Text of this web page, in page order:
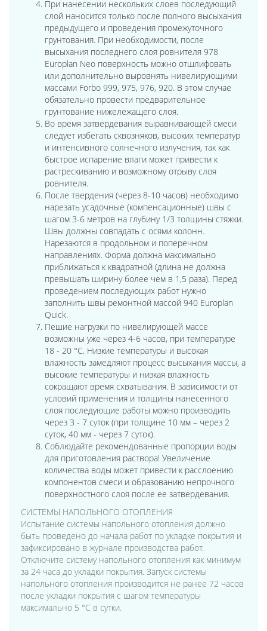
При нанесении нескольких слоев последующий
слой наносится только после полного высыхания
предыдущего и проведения промежуточного
грунтования. При необходимости, после
высыхания последнего слоя ровнителя 978
Europlan Neo поверхность можно отшлифовать
или дополнительно выровнять нивелирующими
массами Forbo 999, 975, 976, 920. В этом случае
обязательно провести предварительное
грунтование нижележащего слоя.
Во время затвердевания выравнивающей смеси
следует избегать сквозняков, высоких температур
и интенсивного солнечного излучения, так как
быстрое испарение влаги может привести к
растрескиванию и возможному отрыву слоя
ровнителя.
После твердения (через 8-10 часов) необходимо
нарезать усадочные (компенсационные) швы с
шагом 3-6 метров на глубину 1/3 толщины стяжки.
Швы должны совпадать с осями колонн.
Нарезаются в продольном и поперечном
направлениях. Форма должна максимально
приближаться к квадратной (длина не должна
превышать ширину более чем в 1,5 раза). Перед
проведением последующих работ нужно
заполнить швы ремонтной массой 940 Europlan
Quick.
Пешие нагрузки по нивелирующей массе
возможны уже через 4-6 часов, при температуре
18 - 20 °C. Низкие температуры и высокая
влажность замедляют процесс высыхания массы, а
высокие температуры и низкая влажность
сокращают время схватывания. В зависимости от
условий применения и толщины нанесенного
слоя последующие работы можно производить
через 3 - 7 суток (при толщине 10 мм – через 2
суток, 40 мм - через 7 суток).
Соблюдайте рекомендованные пропорции воды
для приготовления раствора! Увеличение
количества воды может привести к расслоению
компонентов смеси и образованию непрочного
поверхностного слоя после ее затвердевания.
СИСТЕМЫ НАПОЛЬНОГО ОТОПЛЕНИЯ
Испытание системы напольного отопления должно
быть проведено до начала работ по укладке покрытия и
зафиксировано в журнале производства работ.
Отключите систему напольного отопления как минимум
за 24 часа до укладки покрытия. Запуск системы
напольного отопления производится не ранее 72 часов
после укладки покрытия с шагом температуры
максимально 5 °C в сутки.